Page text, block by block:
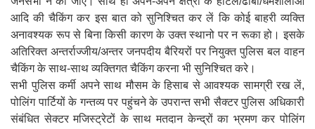
आदि की चैकिंग कर इस बात को सुनिश्चित कर लें कि कोई बाहरी व्यक्ति
अनावश्यक रूप से बिना किसी कारण के उक्त स्थानो पर न रूका हो। इसके
अतिरिक्त अन्तर्राज्जीय/अन्तर जनपदीय बैरियरों पर नियुक्त पुलिस बल वाहन
चैकिंग के साथ-साथ व्यक्तिगत चैकिंग करना भी सुनिश्चित करे।
सभी पुलिस कर्मी अपने साथ मौसम के हिसाब से आवश्यक सामग्री रख लें,
पोलिंग पार्टियों के गन्तव्य पर पहुंचने के उपरान्त सभी सैक्टर पुलिस अधिकारी
संबंधित सेक्टर मजिस्ट्रेटों के साथ मतदान केन्द्रों का भ्रमण कर पोलिंग